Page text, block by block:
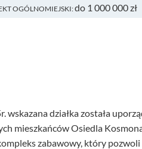
OGÓLNOMIEJSKI:do 1 000 000 zł
działka została
mieszkańców Osiedla
zabawowy, który pozwoli